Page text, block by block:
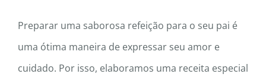
Preparar uma saborosa refeição para o seu pai é
uma ótima maneira de expressar seu amor e
cuidado. Por isso, elaboramos uma receita especial